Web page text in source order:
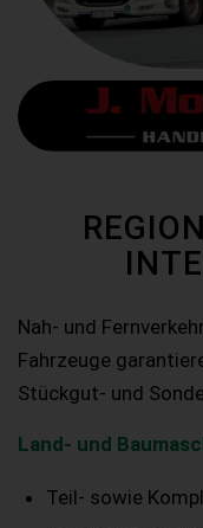
Nah- und
Fahrzeuge
Stückgut- und
Land- und
Teil- sowie